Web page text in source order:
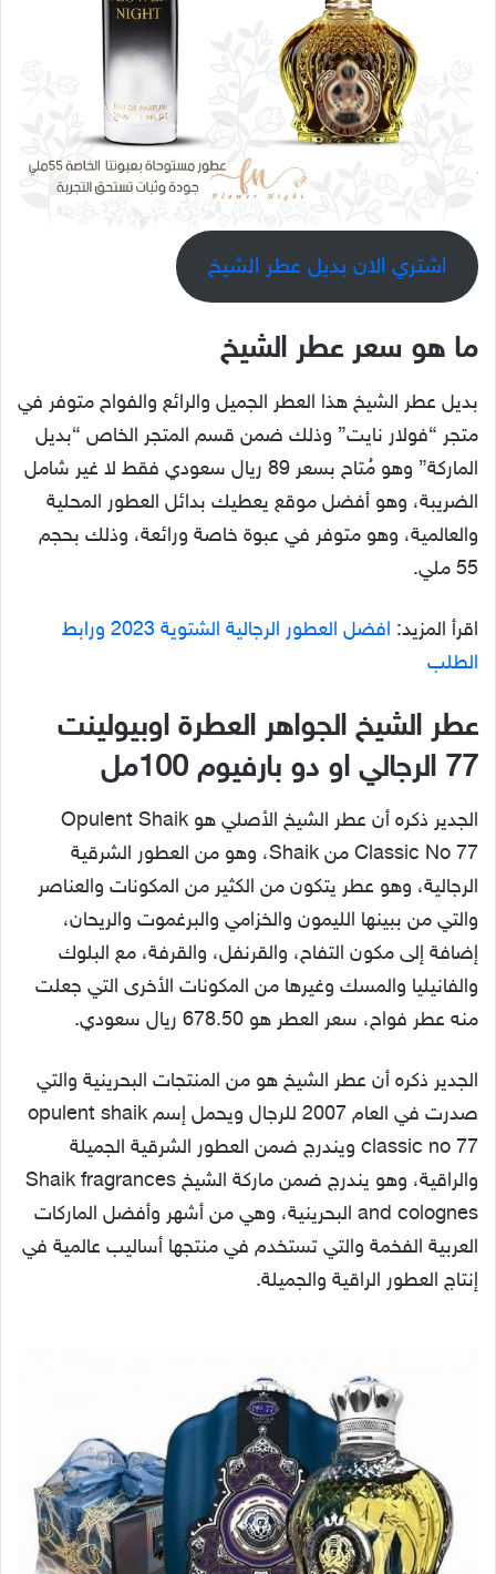
اشتري الان بديل عطر الشيخ
ما هو سعر عطر الشيخ
بديل عطر الشيخ هذا العطر الجميل والرائع والفواح متوفر في
متجر “فولار نايت” وذلك ضمن قسم المتجر الخاص “بديل
الماركة” وهو مُتاح بسعر 89 ريال سعودي فقط لا غير شامل
الضريبة، وهو أفضل موقع يعطيك بدائل العطور المحلية
والعالمية، وهو متوفر في عبوة خاصة ورائعة، وذلك بحجم
55 ملي.
اقرأ المزيد:
افضل العطور الرجالية الشتوية 2023 ورابط
الطلب
عطر الشيخ الجواهر العطرة اوبيولينت
77 الرجالي او دو بارفيوم 100مل
الجدير ذكره أن عطر الشيخ الأصلي هو Opulent Shaik
Classic No 77 من Shaik، وهو من العطور الشرقية
الرجالية، وهو عطر يتكون من الكثير من المكونات والعناصر
والتي من ببينها الليمون والخزامي والبرغموت والريحان،
إضافة إلى مكون التفاح، والقرنفل، والقرفة، مع البلوك
والفانيليا والمسك وغيرها من المكونات الأخرى التي جعلت
منه عطر فواح، سعر العطر هو 678.50 ريال سعودي.
الجدير ذكره أن عطر الشيخ هو من المنتجات البحرينية والتي
صدرت في العام 2007 للرجال ويحمل إسم opulent shaik
classic no 77 ويندرج ضمن العطور الشرقية الجميلة
والراقية، وهو يندرج ضمن ماركة الشيخ Shaik fragrances
and colognes البحرينية، وهي من أشهر وأفضل الماركات
العربية الفخمة والتي تستخدم في منتجها أساليب عالمية في
إنتاج العطور الراقية والجميلة.